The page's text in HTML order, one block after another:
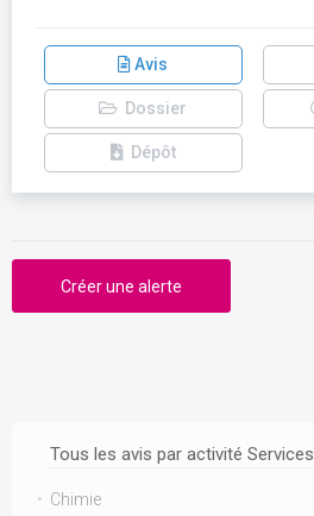
Tous les avis par activité Services
Chimie
Avis
Dossier
Dépôt
Créer une alerte